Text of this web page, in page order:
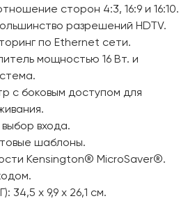
сторон 4:3, 16:9 и 16:10.
разрешений HDTV.
по Ethernet сети.
мощностью 16 Вт. и
с боковым доступом для
входа.
шаблоны.
Kensington® MicroSaver®.
34,5 x 9,9 x 26,1 см.